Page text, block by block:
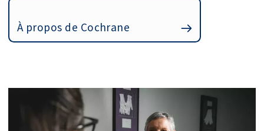
À propos de Cochrane